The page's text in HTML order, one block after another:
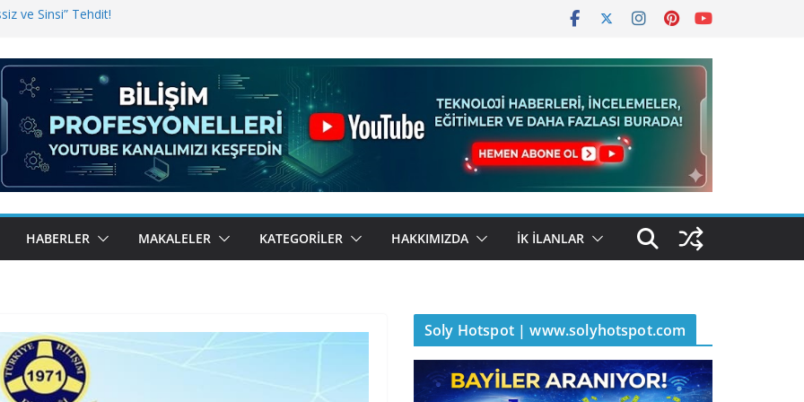
ve Sinsi” Tehdit!
Bugün BulutTahsilat’ta
Kemal Oral Tüm Sorularımızı
HABERLER MAKALELER KATEGORILER HAKKIMIZDA İK İLANLAR
Soly Hotspot | www.solyhotspot.com